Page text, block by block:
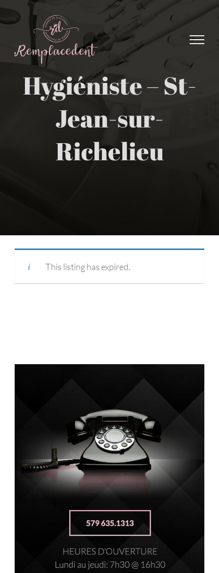
Skip
to
Hygiéniste – St-
Jean-sur-
Richelieu
This listing has expired.